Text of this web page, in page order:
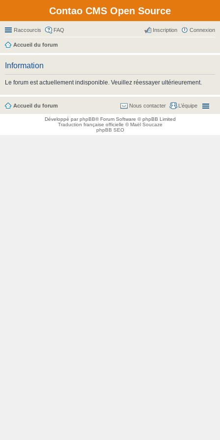
Contao CMS Open Source
Raccourcis FAQ Connexion
Inscription
Accueil du forum
Information
Le forum est actuellement indisponible. Veuillez réessayer ultérieurement.
Accueil du forum L’équipe
Nous contacter
Développé parphpBB® Forum Software © phpBB Limited
Traduction française officielle ©Maël Soucaze
phpBB SEO